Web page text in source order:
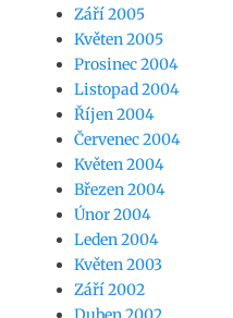
Září 2005
Květen 2005
Prosinec 2004
Listopad 2004
Říjen 2004
Červenec 2004
Květen 2004
Březen 2004
Únor 2004
Leden 2004
Květen 2003
Září 2002